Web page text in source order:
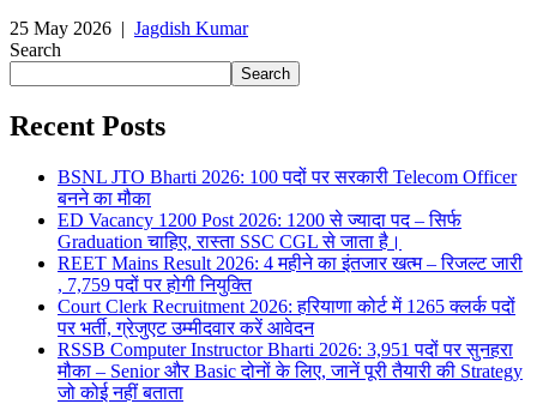
25 May 2026 | Jagdish Kumar
Search
Search
Recent Posts
BSNL JTO Bharti 2026: 100 पदों पर सरकारी Telecom Officer
बनने का मौका
ED Vacancy 1200 Post 2026: 1200 से ज्यादा पद – सिर्फ
Graduation चाहिए, रास्ता SSC CGL से जाता है।
REET Mains Result 2026: 4 महीने का इंतजार खत्म – रिजल्ट जारी
, 7,759 पदों पर होगी नियुक्ति
Court Clerk Recruitment 2026: हरियाणा कोर्ट में 1265 क्लर्क पदों
पर भर्ती, ग्रेजुएट उम्मीदवार करें आवेदन
RSSB Computer Instructor Bharti 2026: 3,951 पदों पर सुनहरा
मौका – Senior और Basic दोनों के लिए, जानें पूरी तैयारी की Strategy
जो कोई नहीं बताता